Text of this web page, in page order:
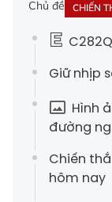
Chủ đề CHIẾN
Giữ nhịp
Hình
đường
Chiến
hôm nay